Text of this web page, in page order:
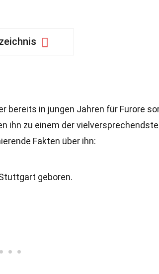
bereits in jungen Jahren für Furore
ihn zu einem der
Fakten über ihn:
geboren.